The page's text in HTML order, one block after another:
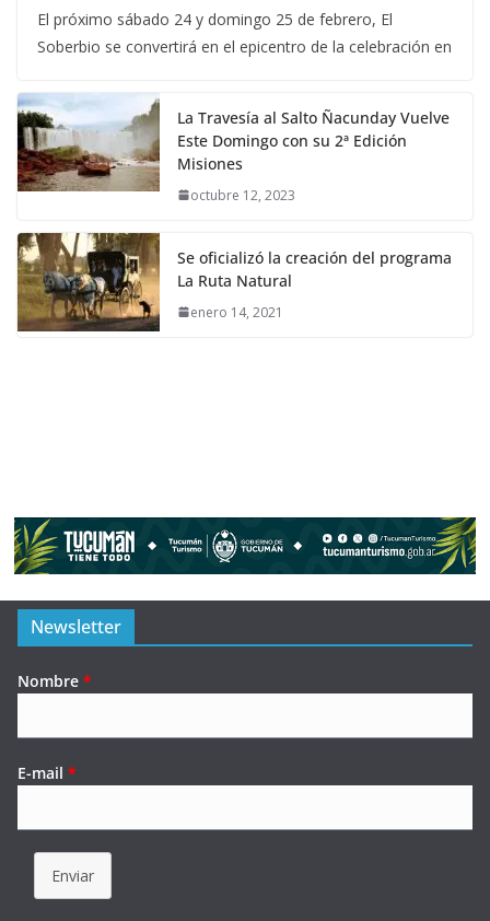
El próximo sábado 24 y domingo 25 de febrero, El
Soberbio se convertirá en el epicentro de la celebración en
La Travesía al Salto Ñacunday Vuelve
Este Domingo con su 2ª Edición
Misiones
octubre 12, 2023
Se oficializó la creación del programa
La Ruta Natural
enero 14, 2021
Newsletter
Nombre *
E-mail *
Enviar